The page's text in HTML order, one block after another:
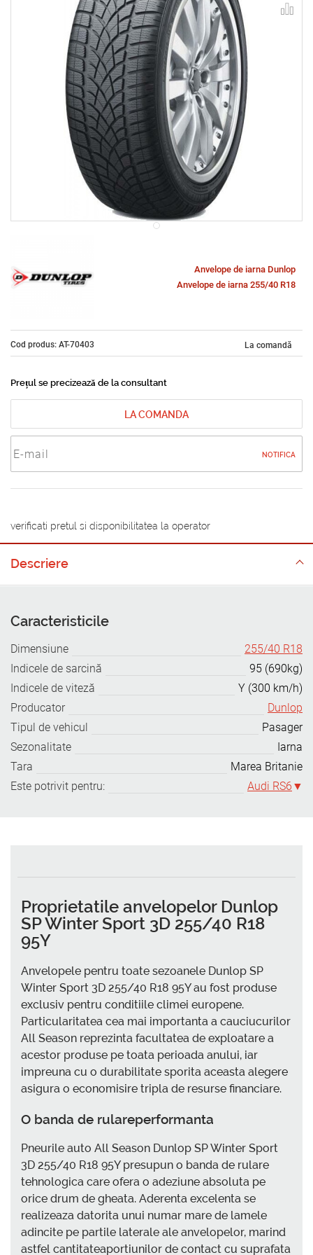
Anvelope de iarna Dunlop
Anvelope de iarna 255/40 R18
Cod produs: AT-70403 La comandă
Prețul se precizează de la consultant
LA COMANDA
NOTIFICA
verificati pretul si disponibilitatea la operator
Descriere
Caracteristicile
Dimensiune
255/40 R18
Indicele de sarcină
95 (690kg)
Indicele de viteză
Y (300 km/h)
Producator
Dunlop
Tipul de vehicul
Pasager
Sezonalitate
Iarna
Tara
Marea Britanie
Este potrivit pentru:
Audi RS6
Proprietatile anvelopelor Dunlop
SP Winter Sport 3D 255/40 R18
95Y
Anvelopele pentru toate sezoanele Dunlop SP
Winter Sport 3D 255/40 R18 95Y au fost produse
exclusiv pentru conditiile climei europene.
Particularitatea cea mai importanta a cauciucurilor
All Season reprezinta facultatea de exploatare a
acestor produse pe toata perioada anului, iar
impreuna cu o durabilitate sporita aceasta alegere
asigura o economisire tripla de resurse financiare.
O banda de rulareperformanta
Pneurile auto All Season Dunlop SP Winter Sport
3D 255/40 R18 95Y presupun o banda de rulare
tehnologica care ofera o adeziune absoluta pe
orice drum de gheata. Aderenta excelenta se
realizeaza datorita unui numar mare de lamele
adincite pe partile laterale ale anvelopelor, marind
astfel cantitateaportiunilor de contact cu suprafata